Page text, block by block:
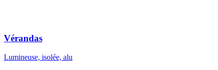
Vérandas
Lumineuse, isolée, alu